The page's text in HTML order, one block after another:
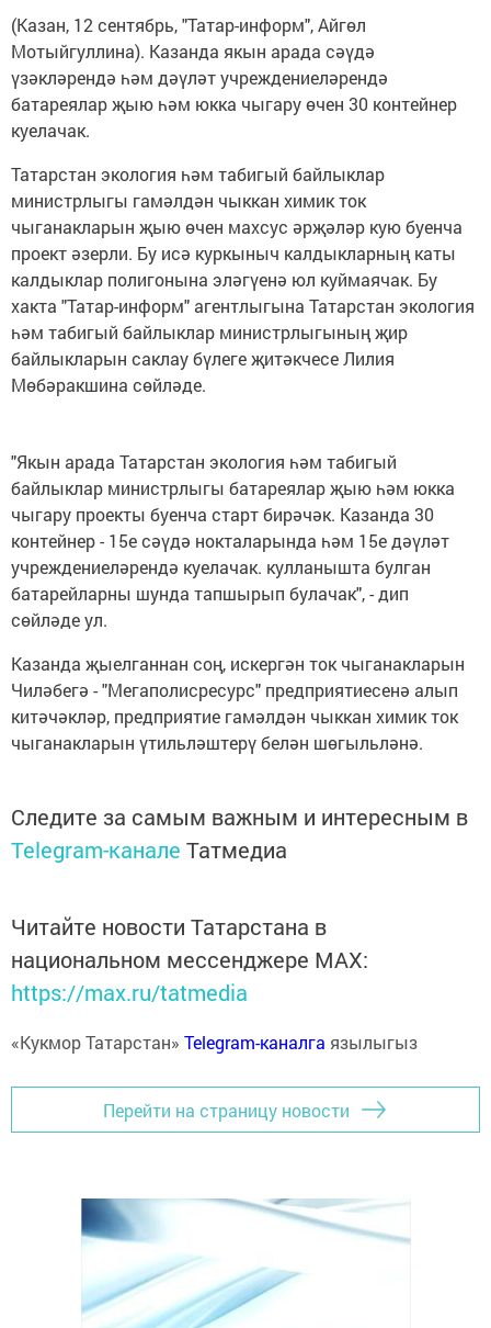
(Казан, 12 сентябрь, "Татар-информ", Айгөл
Мотыйгуллина). Казанда якын арада сәүдә
үзәкләрендә һәм дәүләт учреждениеләрендә
батареялар җыю һәм юкка чыгару өчен 30 контейнер
куелачак.
Татарстан экология һәм табигый байлыклар
министрлыгы гамәлдән чыккан химик ток
чыганакларын җыю өчен махсус әрҗәләр кую буенча
проект әзерли. Бу исә куркыныч калдыкларның каты
калдыклар полигонына эләгүенә юл куймаячак. Бу
хакта "Татар-информ" агентлыгына Татарстан экология
һәм табигый байлыклар министрлыгының җир
байлыкларын саклау бүлеге җитәкчесе Лилия
Мөбәракшина сөйләде.
"Якын арада Татарстан экология һәм табигый
байлыклар министрлыгы батареялар җыю һәм юкка
чыгару проекты буенча старт бирәчәк. Казанда 30
контейнер - 15е сәүдә нокталарында һәм 15е дәүләт
учреждениеләрендә куелачак. кулланышта булган
батарейларны шунда тапшырып булачак", - дип
сөйләде ул.
Казанда җыелганнан соң, искергән ток чыганакларын
Чиләбегә - "Мегаполисресурс" предприятиесенә алып
китәчәкләр, предприятие гамәлдән чыккан химик ток
чыганакларын үтильләштерү белән шөгыльләнә.
Следите за самым важным и интересным в
Telegram-канале Татмедиа
Читайте новости Татарстана в
национальном мессенджере MАХ:
https://max.ru/tatmedia
«Кукмор Татарстан» Telegram-каналга язылыгыз
Перейти на страницу новости